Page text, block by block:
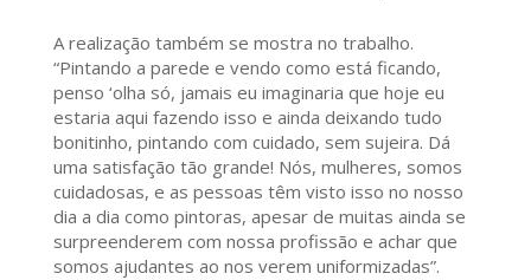
A realização também se mostra no trabalho.
“Pintando a parede e vendo como está ficando,
penso ‘olha só, jamais eu imaginaria que hoje eu
estaria aqui fazendo isso e ainda deixando tudo
bonitinho, pintando com cuidado, sem sujeira. Dá
uma satisfação tão grande! Nós, mulheres, somos
cuidadosas, e as pessoas têm visto isso no nosso
dia a dia como pintoras, apesar de muitas ainda se
surpreenderem com nossa profissão e achar que
somos ajudantes ao nos verem uniformizadas”.